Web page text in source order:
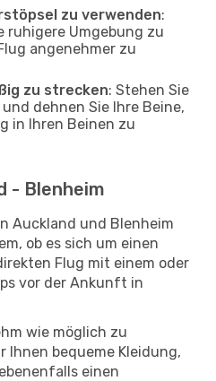
zu verwenden:
ruhigere Umgebung zu
angenehmer zu
zu strecken: Stehen Sie
dehnen Sie Ihre Beine,
in Ihren Beinen zu
- Blenheim
Auckland und Blenheim
ob es sich um einen
Flug mit einem oder
vor der Ankunft in
wie möglich zu
bequeme Kleidung,
einen